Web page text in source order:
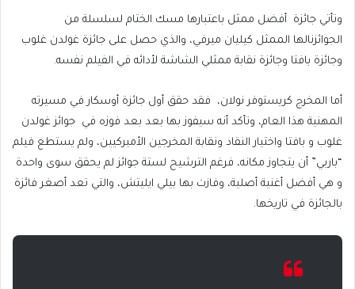
وتأتي جائزة أفضل ممثل باعتبارها مسك الختام لسلسلة من
الجوائزنالها الممثل كيليان ميرفي، والذي حصل على جائزة غولدن غلوب
وجائزة بافتا وجائزة نقابة ممثلي الشاشة لأدائه في الفيلم نفسه.
أما المخرج كريستوفر نولان، فقد حقق أول جائزة أوسكار في مسيرته
المهنية هذا العام، وتأكد أنه سيفوز بها بعد بعد فوزه في جوائز غولدن
غلوب و بافتا واختيار النقاد ونقابة المخرجين الأميركيين، ولم يستطع فيلم
“باربي” أن يتجاوز مكانه، فرغم الترشيح لستة جوائز لم يحقق سوى واحدة
و هي أفضل أغنية أصلية، وفازت بها بيلي ايليتش، والتي تعد أصغر فائزة
بالجائزة في تاريخها.